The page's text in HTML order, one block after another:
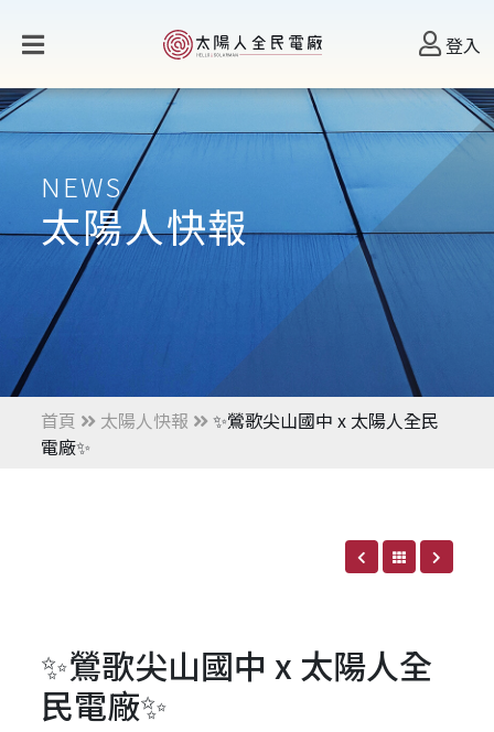
登入
NEWS
太陽人快報
首頁 太陽人快報
✨鶯歌尖山國中 x 太陽人全民
電廠✨
✨鶯歌尖山國中 x 太陽人全
民電廠✨